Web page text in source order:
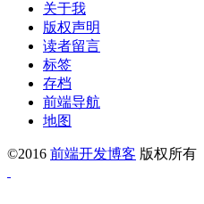
关于我
版权声明
读者留言
标签
存档
前端导航
地图
©2016 前端开发博客 版权所有